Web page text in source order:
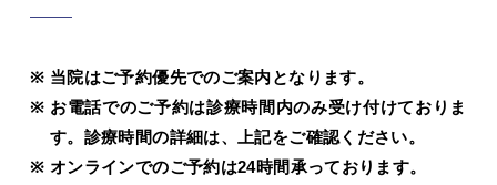
当院はご予約優先でのご案内となります。
お電話でのご予約は診療時間内のみ受け付けておりま
す。診療時間の詳細は、上記をご確認ください。
オンラインでのご予約は24時間承っております。